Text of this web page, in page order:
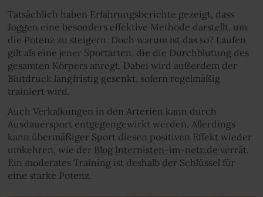
Tatsächlich haben Erfahrungsberichte gezeigt, dass
Joggen eine besonders effektive Methode darstellt, um
die Potenz zu steigern. Doch warum ist das so? Laufen
gilt als eine jener Sportarten, die die Durchblutung des
gesamten Körpers anregt. Dabei wird außerdem der
Blutdruck langfristig gesenkt, sofern regelmäßig
trainiert wird.
Auch Verkalkungen in den Arterien kann durch
Ausdauersport entgegengewirkt werden. Allerdings
kann übermäßiger Sport diesen positiven Effekt wieder
umkehren, wie der Blog Internisten-im-netz.de verrät.
Ein moderates Training ist deshalb der Schlüssel für
eine starke Potenz.